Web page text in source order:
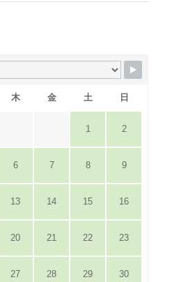
木 金 土 日
1 2
6 7 8 9
13 14 15 16
20 21 22 23
27 28 29 30